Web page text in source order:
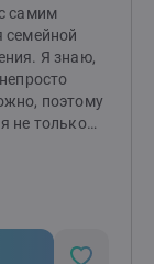
самим
семейной
Я знаю,
поэтому
не только
опираюсь на
и
Моя
с